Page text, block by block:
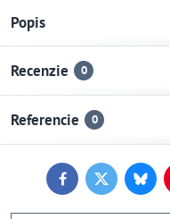
Popis
Recenzie 0
Referencie 0
FacebookTwitter